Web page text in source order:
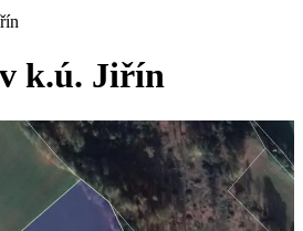
k.ú. Jiřín